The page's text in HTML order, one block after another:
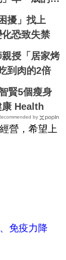
Health
擾」找上
恐致失禁
授「居家烤
到肉的2倍
賢5個瘦身
康 Health
by
營，希望上
免疫力降